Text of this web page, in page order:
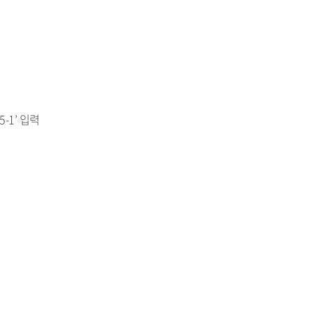
1’ 입력